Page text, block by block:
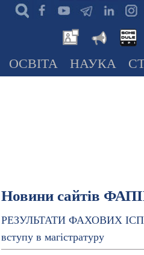
ОСВІТА НАУКА
Новини сайтів
РЕЗУЛЬТАТИ ФАХОВИХ
вступу в магістратуру